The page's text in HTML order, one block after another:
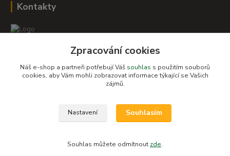
Kontakty
+420 604 278 943
obchod-detskysvet@seznam.cz
Zpracování cookies
Náš e-shop a partneři potřebují Váš souhlas s použitím souborů
cookies, aby Vám mohli zobrazovat informace týkající se Vašich
zájmů.
Nastavení Souhlasím
Souhlas můžete odmítnout zde.